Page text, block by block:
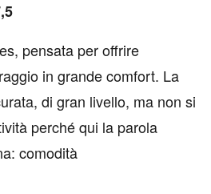
pensata per offrire
in grande comfort. La
di gran livello, ma non si
perché qui la parola
comodità